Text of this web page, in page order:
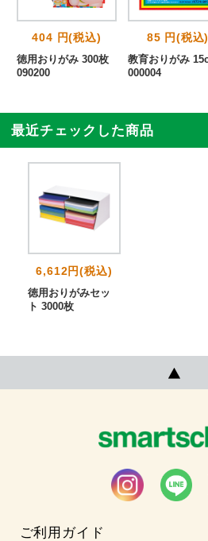
404 円(税込)
徳用おりがみ 300枚
090200
85 円(税込)
教育おりがみ
000004
最近チェックした商品
6,612円(税込)
徳用おりがみセッ
ト 3000枚
ご利用ガイド